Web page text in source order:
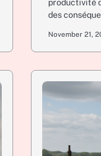
productivité
des
November 21,